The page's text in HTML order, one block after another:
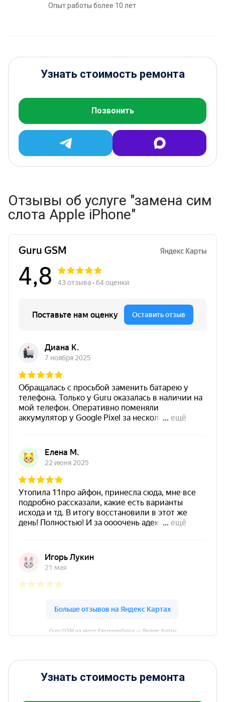
Опыт работы более 10 лет
Узнать стоимость ремонта
Позвонить
Отзывы об услуге "замена сим
слота Apple iPhone"
Guru GSM на карте Екатеринбурга — Яндекс Карты
Узнать стоимость ремонта